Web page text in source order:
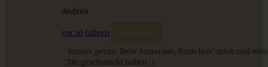
Andrea
vor 10 Jahren Antworten
Immer gerne, liebe Annerose, dann lass’ mich mal
Dir geschmeckt haben :)